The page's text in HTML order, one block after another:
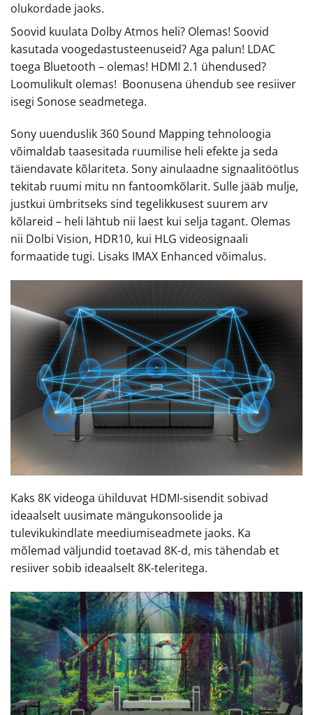
olukordade jaoks.
Soovid kuulata Dolby Atmos heli? Olemas! Soovid
kasutada voogedastusteenuseid? Aga palun! LDAC
toega Bluetooth – olemas! HDMI 2.1 ühendused?
Loomulikult olemas! Boonusena ühendub see resiiver
isegi Sonose seadmetega.
Sony uuenduslik 360 Sound Mapping tehnoloogia
võimaldab taasesitada ruumilise heli efekte ja seda
täiendavate kõlariteta. Sony ainulaadne signaalitöötlus
tekitab ruumi mitu nn fantoomkõlarit. Sulle jääb mulje,
justkui ümbritseks sind tegelikkusest suurem arv
kõlareid – heli lähtub nii laest kui selja tagant. Olemas
nii Dolbi Vision, HDR10, kui HLG videosignaali
formaatide tugi. Lisaks IMAX Enhanced võimalus.
Kaks 8K videoga ühilduvat HDMI-sisendit sobivad
ideaalselt uusimate mängukonsoolide ja
tulevikukindlate meediumiseadmete jaoks. Ka
mõlemad väljundid toetavad 8K-d, mis tähendab et
resiiver sobib ideaalselt 8K-teleritega.